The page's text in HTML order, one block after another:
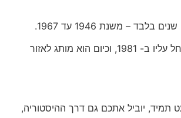
הגולן הושב ב- 1967, החוק הישראלי הוחל עליו ב- 1981, וכיום הוא מותג לאזור
תמיד, יוביל אתכם גם דרך ההיסטוריה,